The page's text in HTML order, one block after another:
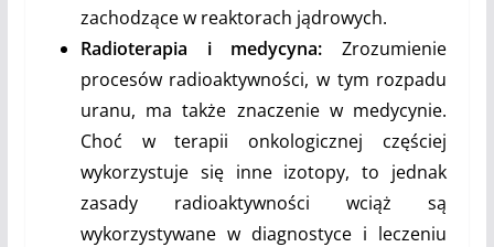
zachodzące w reaktorach jądrowych.
Radioterapia i medycyna: Zrozumienie
procesów radioaktywności, w tym rozpadu
uranu, ma także znaczenie w medycynie.
Choć w terapii onkologicznej częściej
wykorzystuje się inne izotopy, to jednak
zasady radioaktywności wciąż są
wykorzystywane w diagnostyce i leczeniu